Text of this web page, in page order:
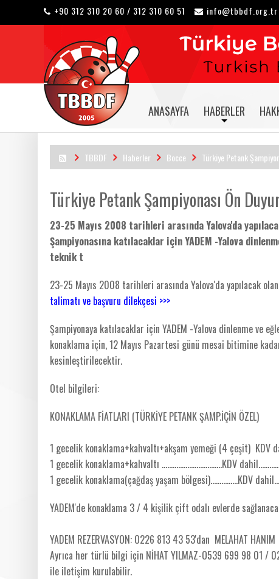
+90 312 310 20 60 / 312 310 60 51 info@tbbdf.org.tr
ANASAYFA HABERLER
TBBDF Haberler Bocce Türkiye Petank
Türkiye Petank Şampiyonası Ön
23-25 Mayıs 2008 tarihleri arasında Yalova'da
Şampiyonasına katılacaklar için YADEM -Yalova
teknik t
23-25 Mayıs 2008 tarihleri arasında Yalova'da yapılacak
talimatı ve başvuru dilekçesi >>>
Şampiyonaya katılacaklar için YADEM -Yalova dinlenme ve
konaklama için, 12 Mayıs Pazartesi günü mesai bitimine
kesinleştirilecektir.
Otel bilgileri:
KONAKLAMA FİATLARI (TÜRKİYE PETANK ŞAMP.İÇİN ÖZEL)
1 gecelik konaklama+kahvaltı+akşam yemeği (4 çeşit) KDV
1 gecelik konaklama+kahvaltı .................................KDV
1 gecelik konaklama(çağdaş yaşam bölgesi)...............KDV
YADEM'de konaklama 3 / 4 kişilik çift odalı evlerde
YADEM REZERVASYON: O226 813 43 53'dan MELAHAT HANIM
Ayrıca her türlü bilgi için NİHAT YILMAZ-O539 699 98 01 /
ile iletişim kurulabilir.